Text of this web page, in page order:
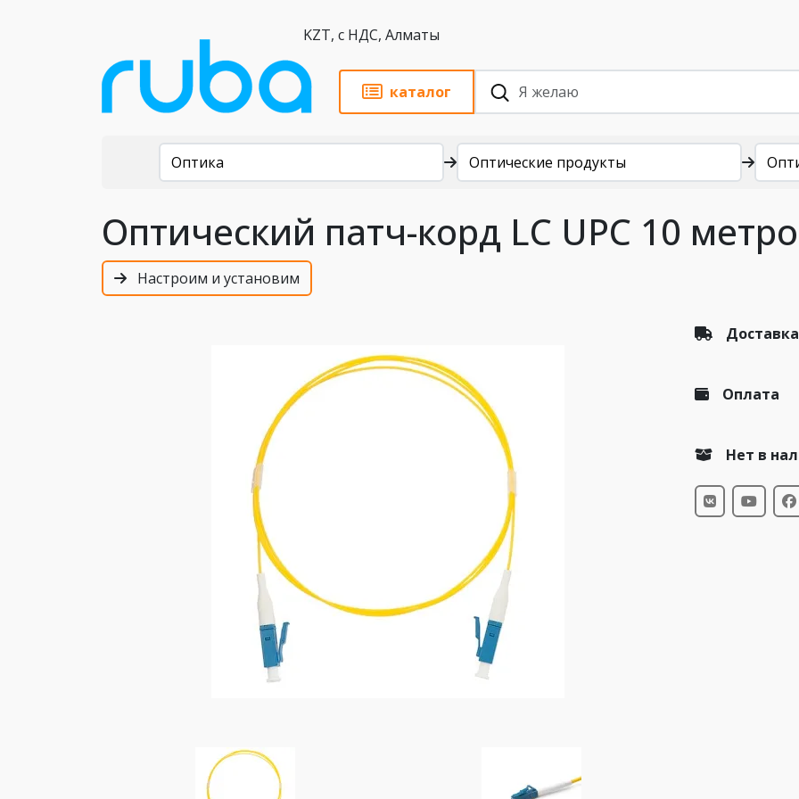
KZT, с НДС, Алматы
каталог
Каталог
Оптика Оптические продукты
Оптический патч-корд LC UPC 10
Настроим и установим
Доставка
Оплата
Нет в